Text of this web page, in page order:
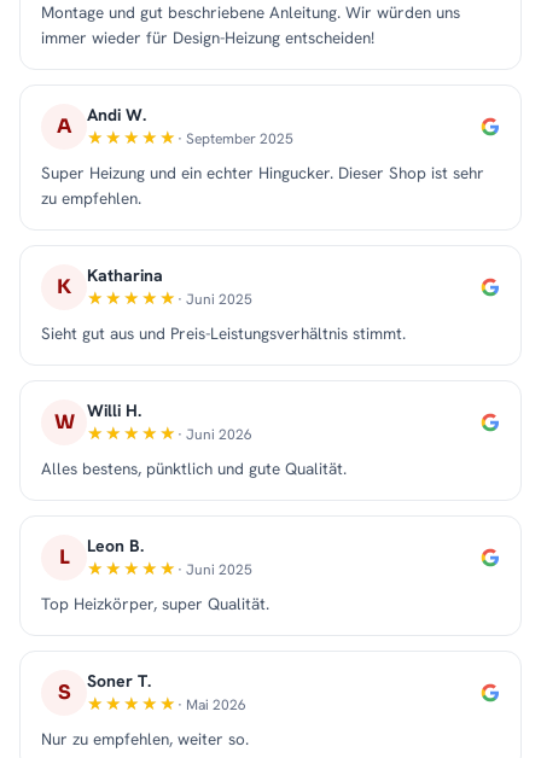
Montage und gut beschriebene Anleitung. Wir würden uns
immer wieder für Design-Heizung entscheiden!
A Andi W.
· September 2025
Super Heizung und ein echter Hingucker. Dieser Shop ist sehr
zu empfehlen.
K Katharina
· Juni 2025
Sieht gut aus und Preis-Leistungsverhältnis stimmt.
W Willi H.
· Juni 2026
Alles bestens, pünktlich und gute Qualität.
L Leon B.
· Juni 2025
Top Heizkörper, super Qualität.
S Soner T.
· Mai 2026
Nur zu empfehlen, weiter so.